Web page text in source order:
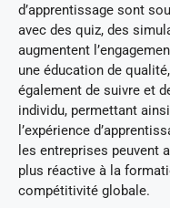
d’apprentissage sont
avec des quiz, des
augmentent
une éducation de
également de suivre et
individu, permettant
l’expérience
les entreprises peuvent
plus réactive à la
compétitivité globale.